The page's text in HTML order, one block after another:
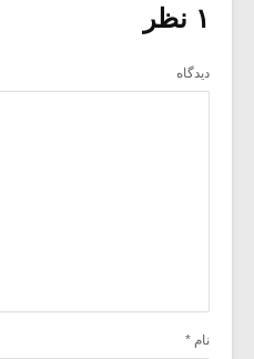
۱ نظر
دیدگاه
نام *